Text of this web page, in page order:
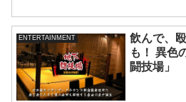
ENTERTAINMENT
飲んで、
も！ 異色
闘技場」